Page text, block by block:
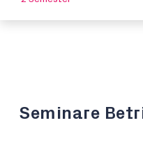
Seminare